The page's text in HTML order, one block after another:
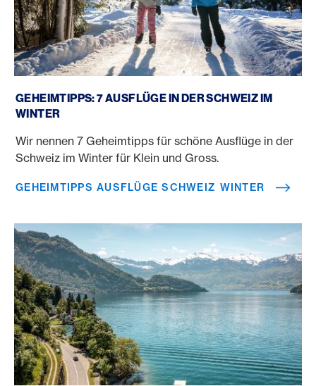
GEHEIMTIPPS: 7 AUSFLÜGE IN DER SCHWEIZ IM
WINTER
Wir nennen 7 Geheimtipps für schöne Ausflüge in der
Schweiz im Winter für Klein und Gross.
GEHEIMTIPPS AUSFLÜGE SCHWEIZ WINTER